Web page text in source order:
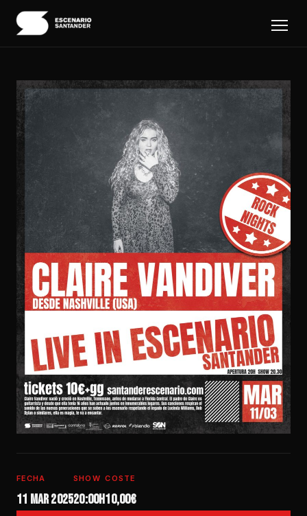
FECHA
11 mar 2025
SHOW
20:00h
COSTE
10,00€